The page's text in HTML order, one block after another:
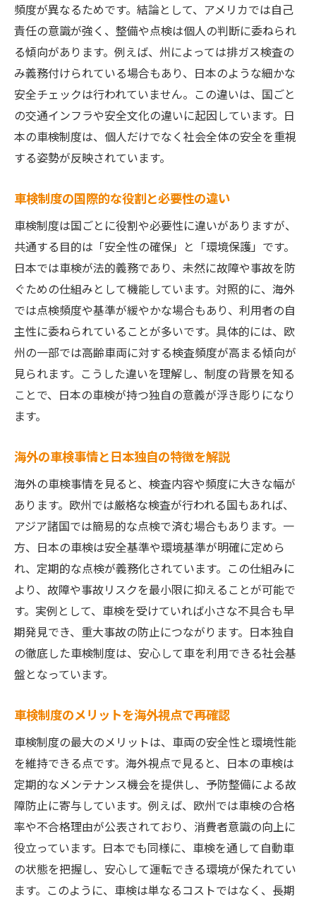
頻度が異なるためです。結論として、アメリカでは自己
責任の意識が強く、整備や点検は個人の判断に委ねられ
る傾向があります。例えば、州によっては排ガス検査の
み義務付けられている場合もあり、日本のような細かな
安全チェックは行われていません。この違いは、国ごと
の交通インフラや安全文化の違いに起因しています。日
本の車検制度は、個人だけでなく社会全体の安全を重視
する姿勢が反映されています。
車検制度の国際的な役割と必要性の違い
車検制度は国ごとに役割や必要性に違いがありますが、
共通する目的は「安全性の確保」と「環境保護」です。
日本では車検が法的義務であり、未然に故障や事故を防
ぐための仕組みとして機能しています。対照的に、海外
では点検頻度や基準が緩やかな場合もあり、利用者の自
主性に委ねられていることが多いです。具体的には、欧
州の一部では高齢車両に対する検査頻度が高まる傾向が
見られます。こうした違いを理解し、制度の背景を知る
ことで、日本の車検が持つ独自の意義が浮き彫りになり
ます。
海外の車検事情と日本独自の特徴を解説
海外の車検事情を見ると、検査内容や頻度に大きな幅が
あります。欧州では厳格な検査が行われる国もあれば、
アジア諸国では簡易的な点検で済む場合もあります。一
方、日本の車検は安全基準や環境基準が明確に定めら
れ、定期的な点検が義務化されています。この仕組みに
より、故障や事故リスクを最小限に抑えることが可能で
す。実例として、車検を受けていれば小さな不具合も早
期発見でき、重大事故の防止につながります。日本独自
の徹底した車検制度は、安心して車を利用できる社会基
盤となっています。
車検制度のメリットを海外視点で再確認
車検制度の最大のメリットは、車両の安全性と環境性能
を維持できる点です。海外視点で見ると、日本の車検は
定期的なメンテナンス機会を提供し、予防整備による故
障防止に寄与しています。例えば、欧州では車検の合格
率や不合格理由が公表されており、消費者意識の向上に
役立っています。日本でも同様に、車検を通して自動車
の状態を把握し、安心して運転できる環境が保たれてい
ます。このように、車検は単なるコストではなく、長期